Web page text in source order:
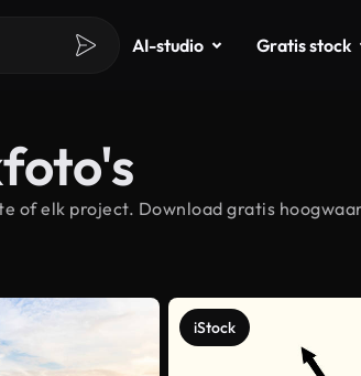
AI-studio Gratis stock
of elk project. Download gratis
iStock